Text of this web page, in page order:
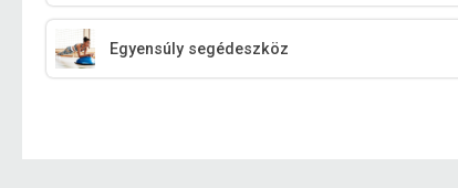
Egyensúly segédeszköz